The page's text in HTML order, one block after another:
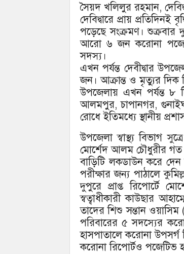
সৈয়দ খলিলুর রহমান,
দেবিদ্বারে প্রায়
পড়েছে সংক্রমণ। শুক্রবার
আরো ৬ জন করোনা
সদস্য।
এখন পর্যন্ত দেবীদ্বার
জন। আক্রান্ত ও মৃত্যুর দিক
উপজেলায় এখন পর্যন্ত ৮
আলমপুর, চাপানগর,
রোধে ইতিমধ্যে স্থানীয়
উপজেলা স্বাস্থ্য বিভাগ
মোর্শেদ আলম চৌধুরীর গত
বাড়িটি লকডাউন করে
পরীক্ষার জন্য পাঠালে
দুপুরে প্রাপ্ত রিপোর্টে
স্বত্বাধীকারী কাউছার
তাদের শিশু সন্তান
পরিবারের ৫ সদস্যের
হাসপাতালে করোনা
করোনা রিপোর্টও